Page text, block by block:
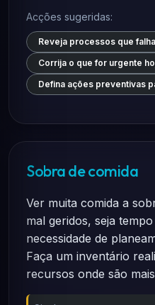
Acções sugeridas:
Reveja processos que
Corrija o que for urgente
Defina ações preventivas
Sobra de comida
Ver muita comida a
mal geridos, seja
necessidade de
Faça um inventário
recursos onde são